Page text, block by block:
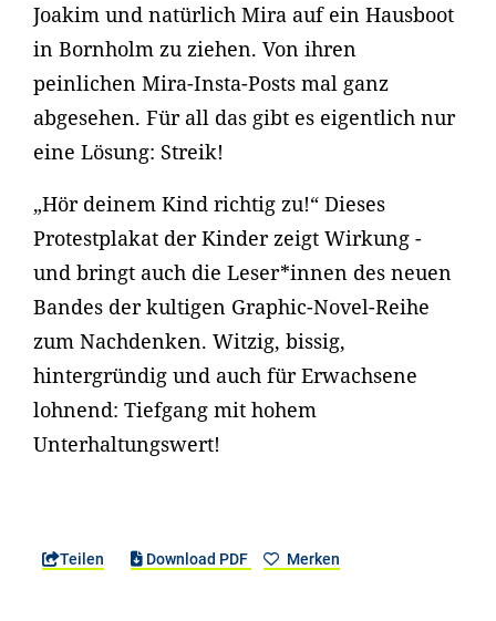
Joakim und natürlich Mira auf ein Hausboot
in Bornholm zu ziehen. Von ihren
peinlichen Mira-Insta-Posts mal ganz
abgesehen. Für all das gibt es eigentlich nur
eine Lösung: Streik!
„Hör deinem Kind richtig zu!“ Dieses
Protestplakat der Kinder zeigt Wirkung -
und bringt auch die Leser*innen des neuen
Bandes der kultigen Graphic-Novel-Reihe
zum Nachdenken. Witzig, bissig,
hintergründig und auch für Erwachsene
lohnend: Tiefgang mit hohem
Unterhaltungswert!
Teilen Download PDF Merken